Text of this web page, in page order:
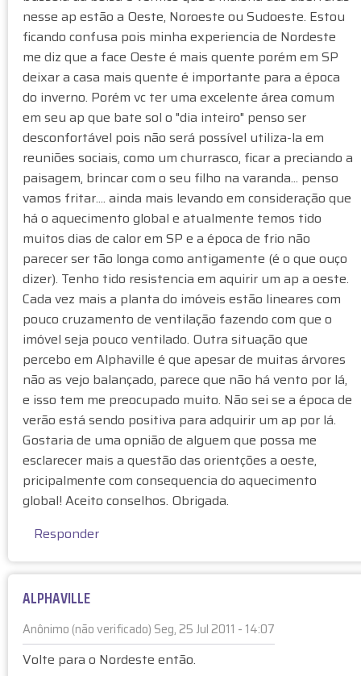
e
r
i
c
a
d
o
)
nesse ap estão a Oeste, Noroeste ou Sudoeste. Estou
ficando confusa pois minha experiencia de Nordeste
me diz que a face Oeste é mais quente porém em SP
deixar a casa mais quente é importante para a época
do inverno. Porém vc ter uma excelente área comum
em seu ap que bate sol o "dia inteiro" penso ser
desconfortável pois não será possível utiliza-la em
reuniões sociais, como um churrasco, ficar a preciando a
paisagem, brincar com o seu filho na varanda... penso
vamos fritar.... ainda mais levando em consideração que
há o aquecimento global e atualmente temos tido
muitos dias de calor em SP e a época de frio não
parecer ser tão longa como antigamente (é o que ouço
dizer). Tenho tido resistencia em aquirir um ap a oeste.
Cada vez mais a planta do imóveis estão lineares com
pouco cruzamento de ventilação fazendo com que o
imóvel seja pouco ventilado. Outra situação que
percebo em Alphaville é que apesar de muitas árvores
não as vejo balançado, parece que não há vento por lá,
e isso tem me preocupado muito. Não sei se a época de
verão está sendo positiva para adquirir um ap por lá.
Gostaria de uma opnião de alguem que possa me
esclarecer mais a questão das orientções a oeste,
pricipalmente com consequencia do aquecimento
global! Aceito conselhos. Obrigada.
Responder
ALPHAVILLE
Anônimo (não verificado) Seg, 25 Jul 2011 - 14:07
E
m
Volte para o Nordeste então.